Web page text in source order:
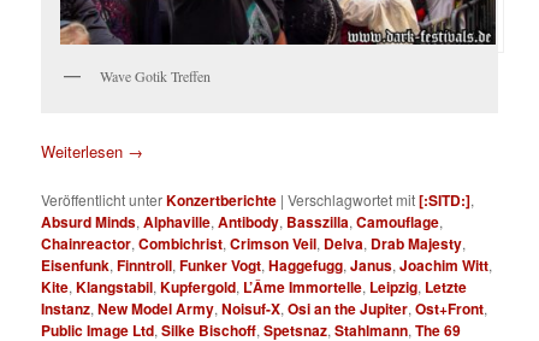
Wave Gotik Treffen
Weiterlesen →
Veröffentlicht unterKonzertberichte |Verschlagwortet mit[:SITD:],
Absurd Minds,Alphaville,Antibody, Basszilla,Camouflage,
Chainreactor,Combichrist,Crimson Veil, Delva, Drab Majesty,
Eisenfunk,Finntroll,Funker Vogt,Haggefugg,Janus,Joachim Witt,
Kite,Klangstabil,Kupfergold, L’Âme Immortelle, Leipzig, Letzte
Instanz,New Model Army,Noisuf-X,Osi an the Jupiter,Ost+Front,
Public Image Ltd,Silke Bischoff,Spetsnaz,Stahlmann,The 69